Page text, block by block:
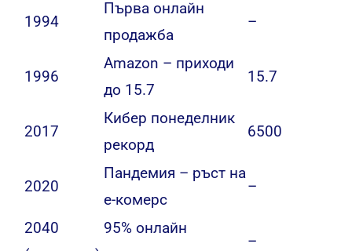
1994
Първа онлайн
продажба
–
1996
Amazon – приходи
до 15.7
15.7
2017
Кибер понеделник
рекорд
6500
2020
Пандемия – ръст на
е-комерс
–
2040
95% онлайн
–